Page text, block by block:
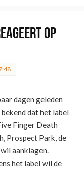
op
dagen geleden
dat het label
Finger Death
Prospect Park, de
aanklagen.
het label wil de